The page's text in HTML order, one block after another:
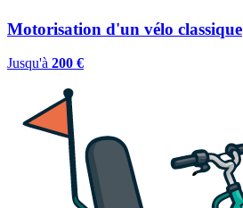
Motorisation d'un vélo classique
Jusqu'à 200 €